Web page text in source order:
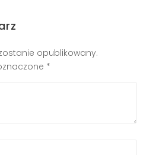
opublikowany.
*